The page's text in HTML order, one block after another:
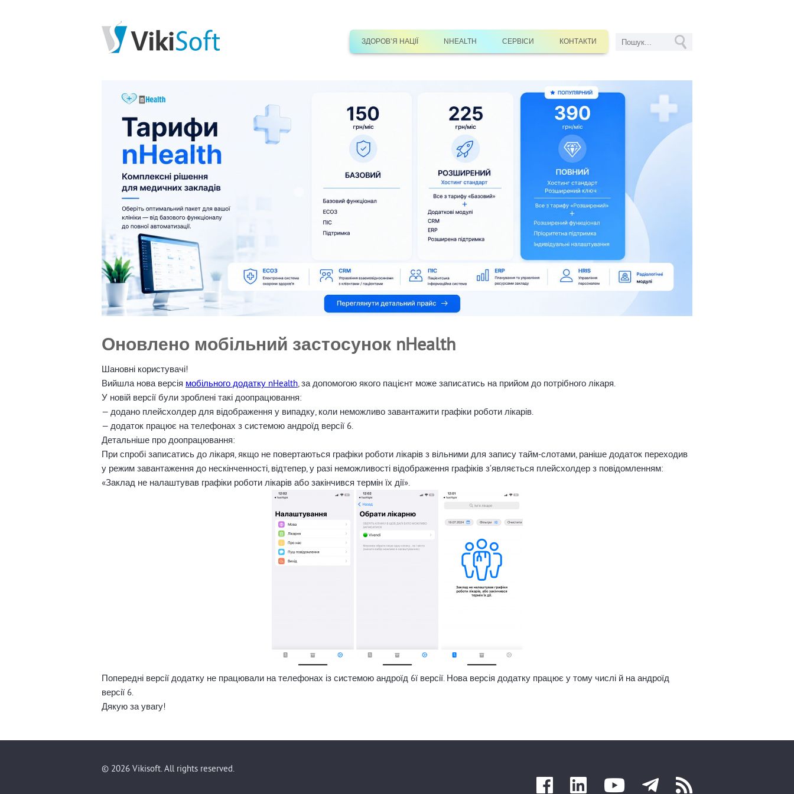
ЗДОРОВ’Я НАЦІЇ NHEALTH СЕРВІСИ КОНТАКТИ
Оновлено мобільний застосунок nHealth
Шановні користувачі!
Вийшла нова версія мобільного додатку nHealth, за допомогою якого пацієнт може записатись на прийом до потрібного лікаря.
У новій версії були зроблені такі доопрацювання:
— додано плейсхолдер для відображення у випадку, коли неможливо завантажити графіки роботи лікарів.
— додаток працює на телефонах з системою андроїд версії 6.
Детальніше про доопрацювання:
При спробі записатись до лікаря, якщо не повертаються графіки роботи лікарів з вільними для запису тайм-слотами, раніше додаток переходив
у режим завантаження до нескінченності, відтепер, у разі неможливості відображення графіків з’являється плейсхолдер з повідомленням:
«Заклад не налаштував графіки роботи лікарів або закінчився термін їх дії».
Попередні версії додатку не працювали на телефонах із системою андроїд 6ї версії. Нова версія додатку працює у тому числі й на андроїд
версії 6.
Дякую за увагу!
© 2026 Vikisoft. All rights reserved.